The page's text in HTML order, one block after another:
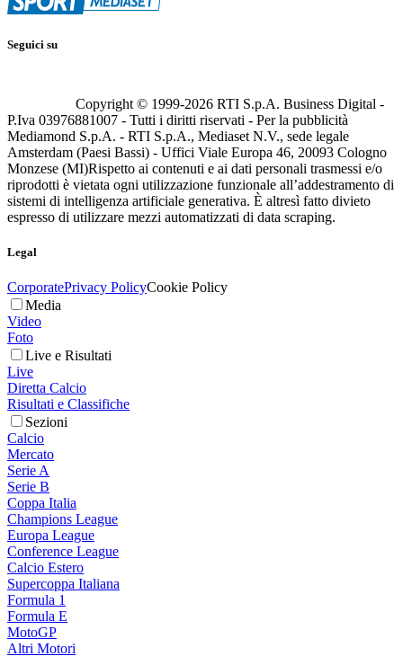
Seguici su
Copyright © 1999-2026 RTI S.p.A. Business Digital -
P.Iva 03976881007 - Tutti i diritti riservati - Per la pubblicità
Mediamond S.p.A. - RTI S.p.A., Mediaset N.V., sede legale
Amsterdam (Paesi Bassi) - Uffici Viale Europa 46, 20093 Cologno
Monzese (MI)Rispetto ai contenuti e ai dati personali trasmessi e/o
riprodotti è vietata ogni utilizzazione funzionale all’addestramento di
sistemi di intelligenza artificiale generativa. È altresì fatto divieto
espresso di utilizzare mezzi automatizzati di data scraping.
Legal
CorporatePrivacy PolicyCookie Policy
Media
Video
Foto
Live e Risultati
Live
Diretta Calcio
Risultati e Classifiche
Sezioni
Calcio
Mercato
Serie A
Serie B
Coppa Italia
Champions League
Europa League
Conference League
Calcio Estero
Supercoppa Italiana
Formula 1
Formula E
MotoGP
Altri Motori